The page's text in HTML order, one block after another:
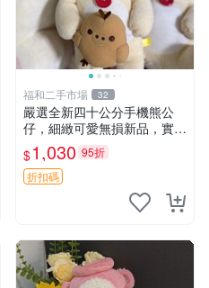
福和二手市場 32
嚴選全新四十公分手機熊公
仔，細緻可愛無損新品，實拍
展現萌趣風采 潘朵拉 熊抱枕
$1,030 95折
折扣碼